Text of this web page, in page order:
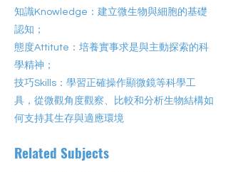
知識Knowledge：建立微生物與細胞的基礎
認知；
態度Attitute：培養實事求是與主動探索的科
學精神；
技巧Skills：學習正確操作顯微鏡等科學工
具，從微觀角度觀察、比較和分析生物結構如
何支持其生存與適應環境
Related Subjects